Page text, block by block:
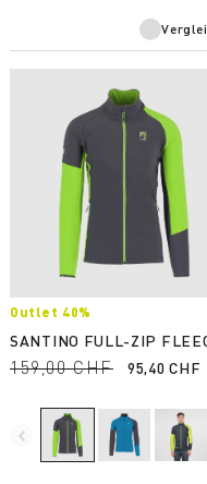
Outlet 40%
SANTINO FULL-ZIP
159,00 CHF 95,40 CHF
navigate_before